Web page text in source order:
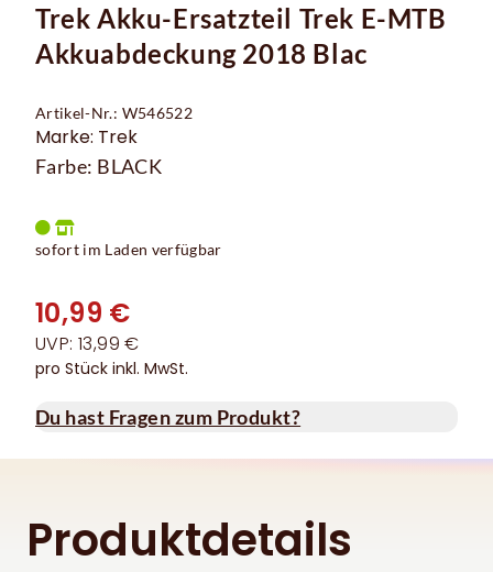
Trek Akku-Ersatzteil Trek E-MTB
Akkuabdeckung 2018 Blac
Artikel-Nr.: W546522
Marke: Trek
Farbe: BLACK
sofort im Laden verfügbar
10,99 €
UVP: 13,99 €
pro Stück inkl. MwSt.
Du hast Fragen zum Produkt?
Produktdetails